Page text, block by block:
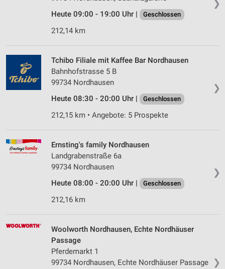
❯
Heute 09:00 - 19:00 Uhr |
Geschlossen
212,14 km
❯
Tchibo Filiale mit Kaffee Bar Nordhausen
Bahnhofstrasse 5 B
99734 Nordhausen
Heute 08:30 - 20:00 Uhr |
Geschlossen
212,15 km • Angebote: 5 Prospekte
❯
Ernsting's family Nordhausen
Landgrabenstraße 6a
99734 Nordhausen
Heute 08:00 - 20:00 Uhr |
Geschlossen
212,16 km
❯
Woolworth Nordhausen, Echte Nordhäuser
Passage
Pferdemarkt 1
99734 Nordhausen, Echte Nordhäuser Passage